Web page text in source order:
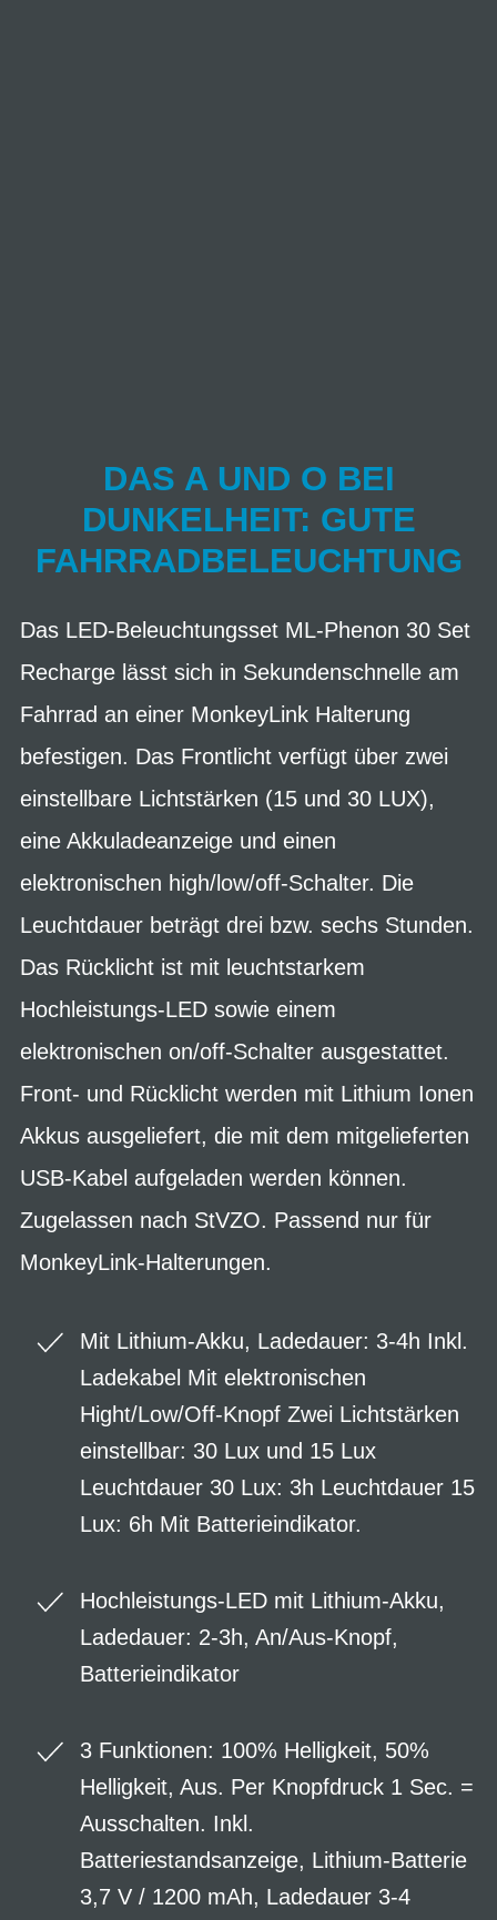
DAS A UND O BEI
DUNKELHEIT: GUTE
FAHRRADBELEUCHTUNG
Das LED-Beleuchtungsset ML-Phenon 30 Set
Recharge lässt sich in Sekundenschnelle am
Fahrrad an einer MonkeyLink Halterung
befestigen. Das Frontlicht verfügt über zwei
einstellbare Lichtstärken (15 und 30 LUX),
eine Akkuladeanzeige und einen
elektronischen high/low/off-Schalter. Die
Leuchtdauer beträgt drei bzw. sechs Stunden.
Das Rücklicht ist mit leuchtstarkem
Hochleistungs-LED sowie einem
elektronischen on/off-Schalter ausgestattet.
Front- und Rücklicht werden mit Lithium Ionen
Akkus ausgeliefert, die mit dem mitgelieferten
USB-Kabel aufgeladen werden können.
Zugelassen nach StVZO. Passend nur für
MonkeyLink-Halterungen.
Mit Lithium-Akku, Ladedauer: 3-4h Inkl.
Ladekabel Mit elektronischen
Hight/Low/Off-Knopf Zwei Lichtstärken
einstellbar: 30 Lux und 15 Lux
Leuchtdauer 30 Lux: 3h Leuchtdauer 15
Lux: 6h Mit Batterieindikator.
Hochleistungs-LED mit Lithium-Akku,
Ladedauer: 2-3h, An/Aus-Knopf,
Batterieindikator
3 Funktionen: 100% Helligkeit, 50%
Helligkeit, Aus. Per Knopfdruck 1 Sec. =
Ausschalten. Inkl.
Batteriestandsanzeige, Lithium-Batterie
3,7 V / 1200 mAh, Ladedauer 3-4